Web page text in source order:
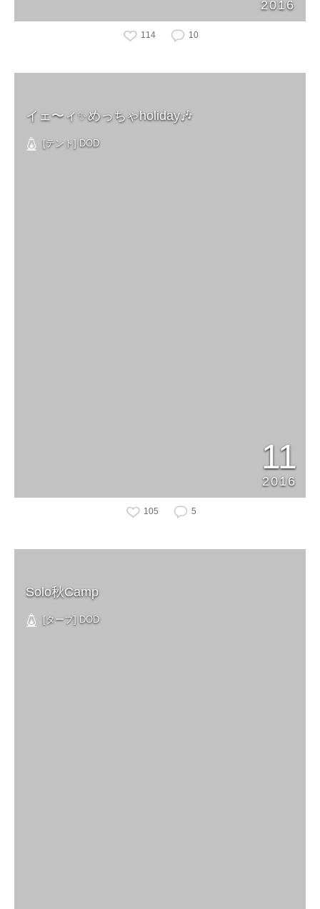
2016
114 10
イェ〜ィ✨めっちゃholiday🎶
[テント] DOD
11
2016
105 5
Solo秋Camp
[タープ] DOD